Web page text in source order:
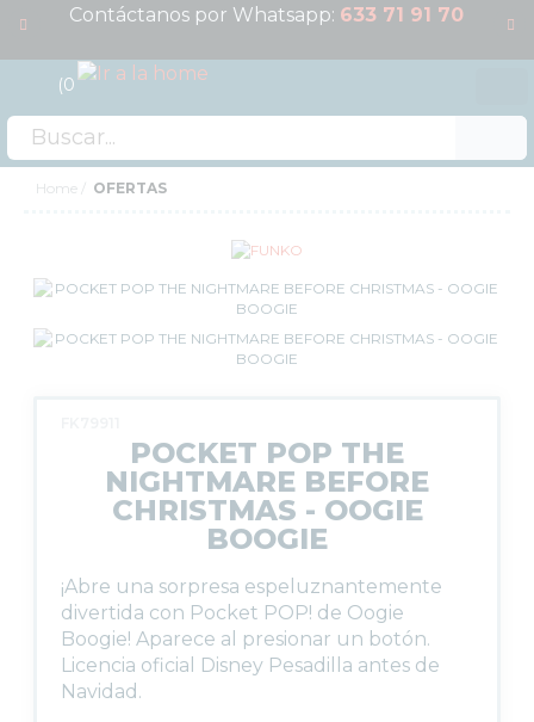
Contáctanos por Whatsapp: 633 71 91 70
0
OFERTAS
FUNKO POP!
COLECCIONISMO
MERCHANDISING
Home OFERTAS
POCKET POP THE
NIGHTMARE BEFORE
CHRISTMAS - OOGIE
BOOGIE
¡Abre una sorpresa espeluznantemente
divertida con Pocket POP! de Oogie
Boogie! Aparece al presionar un botón.
Licencia oficial Disney Pesadilla antes de
Navidad.